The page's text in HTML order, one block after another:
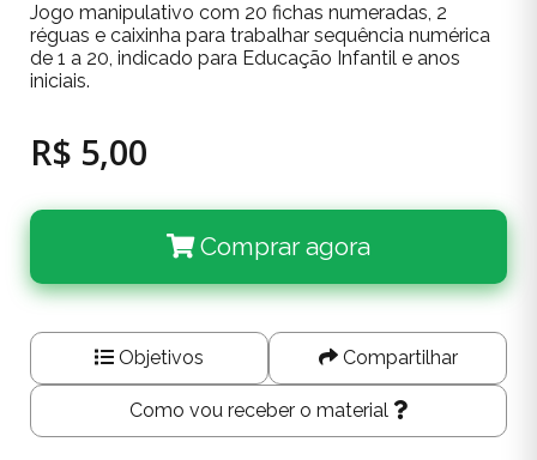
Jogo manipulativo com 20 fichas numeradas, 2
réguas e caixinha para trabalhar sequência numérica
de 1 a 20, indicado para Educação Infantil e anos
iniciais.
R$ 5,00
Comprar agora
Objetivos Compartilhar
Como vou receber o material